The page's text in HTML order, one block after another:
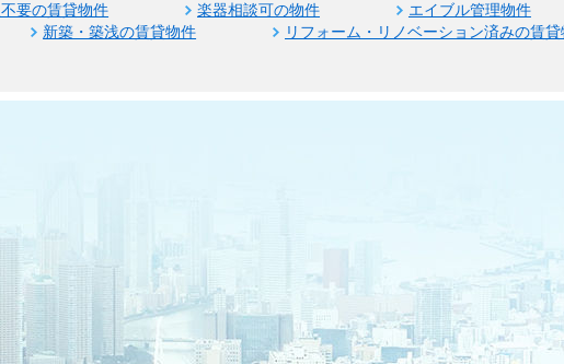
要の賃貸物件 楽器相談可の物件
エイブル管理物件
新築・築浅の賃貸物件 リフォーム・リノベーション済みの賃